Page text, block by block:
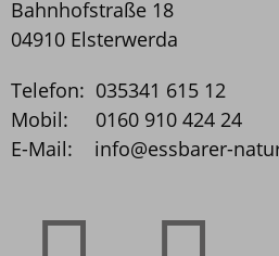
Bahnhofstraße 18
04910 Elsterwerda
Telefon: 035341 615 12
Mobil: 0160 910 424 24
E-Mail: info@essbarer­-